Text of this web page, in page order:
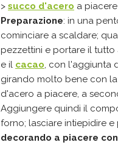
> succo d'acero a piacere
Preparazione: in una
cominciare a scaldare;
pezzettini e portare il tutto
e il cacao, con l'aggiunta
girando molto bene con
d'acero a piacere, a
Aggiungere quindi il
forno; lasciare intiepidire
decorando a piacere